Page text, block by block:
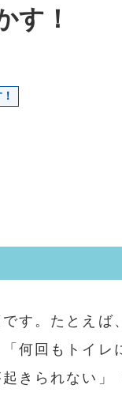
す！
す。たとえば
何回もトイレ
きられない」